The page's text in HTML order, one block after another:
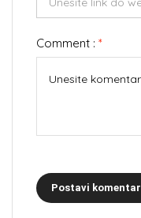
Comment : *
Postavi komentar